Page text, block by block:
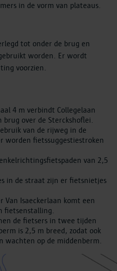
in de vorm van plateaus.
tot onder de brug en
worden. Er wordt
voorzien.
4 m verbindt Collegelaan
over de Sterckshoflei.
van de rijweg in de
worden fietssuggestiestroken
van 2,5
in de straat zijn er fietsnietjes
Van Isaeckerlaan komt een
fietsenstalling.
de fietsers in twee tijden
is 2,5 m breed, zodat ook
wachten op de middenberm.